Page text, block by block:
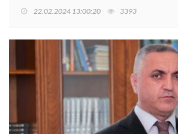
22.02.2024 13:00:20 3393